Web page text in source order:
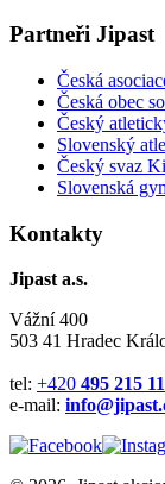
Partneři Jipast
Česká
Česká obec
Český
Slovenský
Český svaz
Slovenská
Kontakty
Jipast a.s.
Vážní 400
503 41 Hradec
tel: +420 495 215
e-mail: